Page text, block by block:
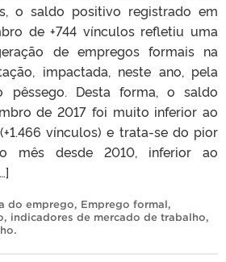
o saldo positivo registrado em
de +744 vínculos refletiu uma
de empregos formais na
impactada, neste ano, pela
pêssego. Desta forma, o saldo
de 2017 foi muito inferior ao
vínculos) e trata-se do pior
mês desde 2010, inferior ao
do emprego, Emprego formal,
, indicadores de mercado de trabalho,
.